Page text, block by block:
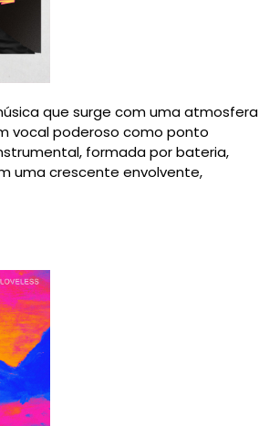
que surge com uma atmosfera
vocal poderoso como ponto
formada por bateria,
uma crescente envolvente,